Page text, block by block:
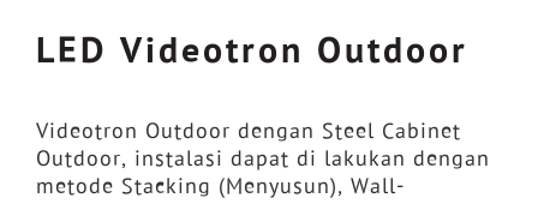
LED Videotron Outdoor
Videotron Outdoor dengan Steel Cabinet
Outdoor, instalasi dapat di lakukan dengan
metode Stacking (Menyusun), Wall-